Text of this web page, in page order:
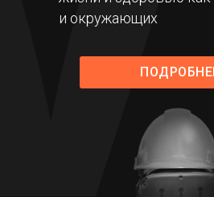
и окружающих